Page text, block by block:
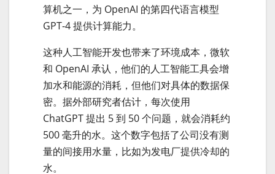
算机之一，为 OpenAI 的第四代语言模型
GPT-4 提供计算能力。
这种人工智能开发也带来了环境成本，微软
和 OpenAI 承认，他们的人工智能工具会增
加水和能源的消耗，但他们对具体的数据保
密。据外部研究者估计，每次使用
ChatGPT 提出 5 到 50 个问题，就会消耗约
500 毫升的水。这个数字包括了公司没有测
量的间接用水量，比如为发电厂提供冷却的
水。